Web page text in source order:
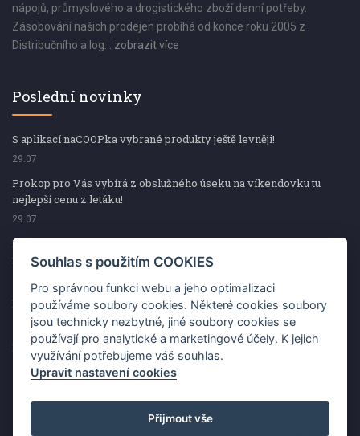
nápojů, průmyslového a drogistického zboží denní potřeby.
Zásobování našich prodejen probíhá od konce roku 2005 z
Distribučního a log... zobrazit více
Poslední novinky
S aplikací naCOOPka vybrané produkty ještě levněji!
29.07
Prokop pro Vás vybírá z obslužného úseku na víkendovku tu
nejlepší cenu z letáku!
29.07
Prokop pro Vás vybírá z obslužného úseku na víkendovku tu
nejlepší cenu z letáku!
Kup špekáčky od Váhaly a vyhraj s naCOOPkou sekerku Fiskars
29.07
Prokop pro Vás vybírá na víkendovku ty nejlepší ceny z letáku!
29.07
Souhlas s použitím COOKIES
Pro správnou funkci webu a jeho optimalizaci
používáme soubory cookies. Některé cookies soubory
jsou technicky nezbytné, jiné soubory cookies se
používají pro analytické a marketingové účely. K jejich
využívání potřebujeme váš souhlas.
Upravit nastavení cookies
Přijmout vše